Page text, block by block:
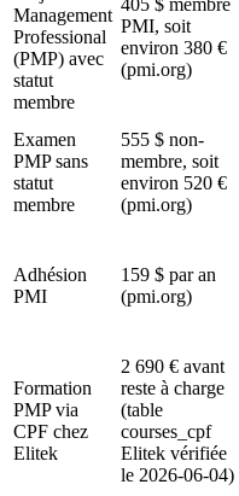
Management
Professional
(PMP) avec
statut
membre
405 $ membre
PMI, soit
environ 380 €
(pmi.org)
Examen
PMP sans
statut
membre
555 $ non-
membre, soit
environ 520 €
(pmi.org)
Adhésion
PMI
159 $ par an
(pmi.org)
Formation
PMP via
CPF chez
Elitek
2 690 € avant
reste à charge
(table
courses_cpf
Elitek vérifiée
le 2026-06-04)